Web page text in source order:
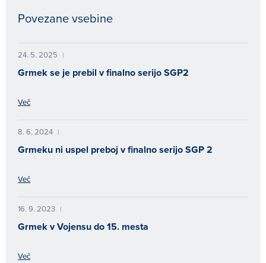
Povezane vsebine
24. 5. 2025 |
Grmek se je prebil v finalno serijo SGP2
Več
8. 6. 2024 |
Grmeku ni uspel preboj v finalno serijo SGP 2
Več
16. 9. 2023 |
Grmek v Vojensu do 15. mesta
Več